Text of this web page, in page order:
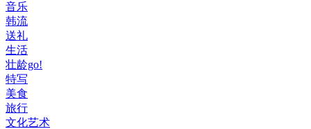
音乐
韩流
送礼
生活
壮龄go!
特写
美食
旅行
文化艺术